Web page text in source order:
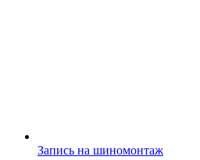
Запись на шиномонтаж